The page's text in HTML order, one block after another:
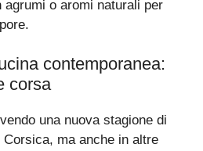
agrumi o aromi naturali per
contemporanea:
corsa
una nuova stagione di
ma anche in altre